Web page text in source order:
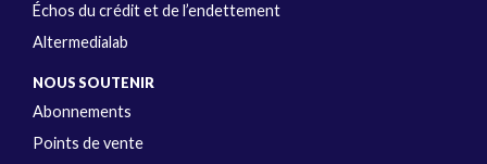
Échos du crédit et de l’endettement
Altermedialab
NOUS SOUTENIR
Abonnements
Points de vente